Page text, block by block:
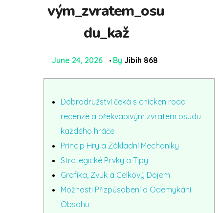
vým_zvratem_osu
du_kaž
June 24, 2026 By Jibih 868
Dobrodružství čeká s chicken road
recenze a překvapivým zvratem osudu
každého hráče
Princip Hry a Základní Mechaniky
Strategické Prvky a Tipy
Grafika, Zvuk a Celkový Dojem
Možnosti Přizpůsobení a Odemykání
Obsahu